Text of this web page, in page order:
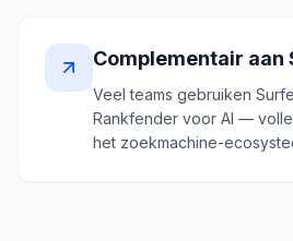
Complementair aan
Veel teams gebruiken
Rankfender voor AI —
het zoekmachine-